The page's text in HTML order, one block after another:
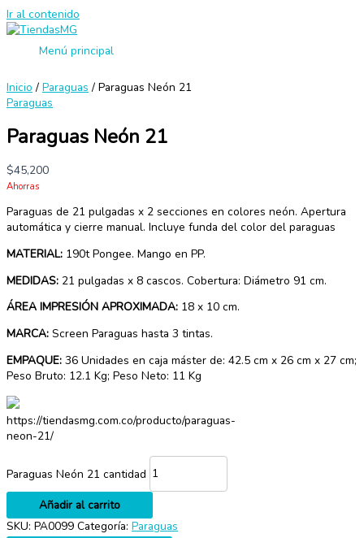
Ir al contenido
Menú principal
Inicio / Paraguas / Paraguas Neón 21
Paraguas
Paraguas Neón 21
$45,200
Ahorras
Paraguas de 21 pulgadas x 2 secciones en colores neón. Apertura
automática y cierre manual. Incluye funda del color del paraguas
MATERIAL: 190t Pongee. Mango en PP.
MEDIDAS: 21 pulgadas x 8 cascos. Cobertura: Diámetro 91 cm.
ÁREA IMPRESIÓN APROXIMADA: 18 x 10 cm.
MARCA: Screen Paraguas hasta 3 tintas.
EMPAQUE: 36 Unidades en caja máster de: 42.5 cm x 26 cm x 27 cm;
Peso Bruto: 12.1 Kg; Peso Neto: 11 Kg
https://tiendasmg.com.co/producto/paraguas-
neon-21/
Paraguas Neón 21 cantidad
Añadir al carrito
SKU: PA0099 Categoría: Paraguas